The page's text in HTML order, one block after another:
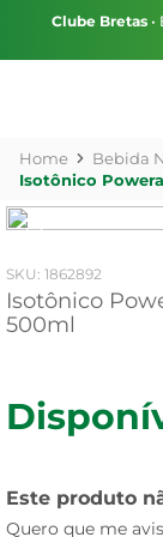
Clube Bretas •
Bebida
Isotônico
: 1862892
Isotônico
500ml
Este produto
Quero que me